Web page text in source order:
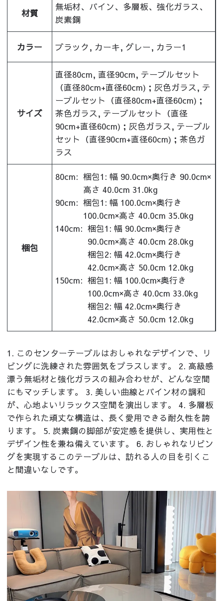
材質
無垢材、パイン、多層板、強化ガラス、
炭素鋼
カラー ブラック, カーキ, グレー, カラー1
サイズ
直径80cm, 直径90cm, テーブルセット
（直径80cm+直径60cm)；灰色ガラス, テ
ーブルセット（直径80cm+直径60cm)；
茶色ガラス, テーブルセット（直径
90cm+直径60cm)；灰色ガラス, テーブル
セット（直径90cm+直径60cm)；茶色ガ
ラス
梱包
80cm: 梱包1: 幅 90.0cm×奥行き 90.0cm×
高さ 40.0cm 31.0kg
90cm: 梱包1: 幅 100.0cm×奥行き
100.0cm×高さ 40.0cm 35.0kg
140cm: 梱包1: 幅 90.0cm×奥行き
90.0cm×高さ 40.0cm 28.0kg
梱包2: 幅 42.0cm×奥行き
42.0cm×高さ 50.0cm 12.0kg
150cm: 梱包1: 幅 100.0cm×奥行き
100.0cm×高さ 40.0cm 33.0kg
梱包2: 幅 42.0cm×奥行き
42.0cm×高さ 50.0cm 12.0kg
1. このセンターテーブルはおしゃれなデザインで、リ
ビングに洗練された雰囲気をプラスします。 2. 高級感
漂う無垢材と強化ガラスの組み合わせが、どんな空間
にもマッチします。 3. 美しい曲線とパイン材の調和
が、心地よいリラックス空間を演出します。 4. 多層板
で作られた頑丈な構造は、長く愛用できる耐久性を誇
ります。 5. 炭素鋼の脚部が安定感を提供し、実用性と
デザイン性を兼ね備えています。 6. おしゃれなリビン
グを実現するこのテーブルは、訪れる人の目を引くこ
と間違いなしです。